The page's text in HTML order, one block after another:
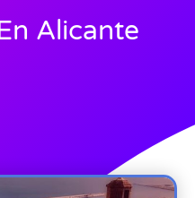
Alicante